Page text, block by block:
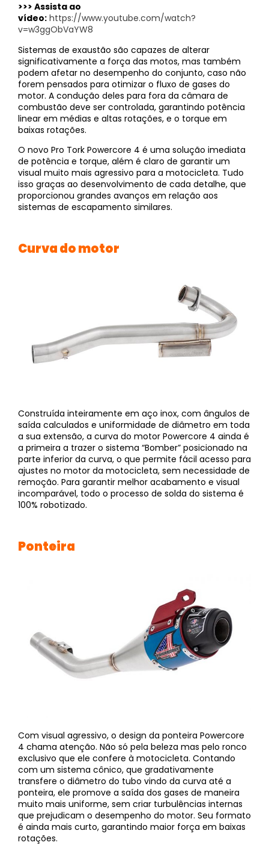
>>> Assista ao
vídeo: https://www.youtube.com/watch?
v=w3ggObVaYW8
Sistemas de exaustão são capazes de alterar
significativamente a força das motos, mas também
podem afetar no desempenho do conjunto, caso não
forem pensados para otimizar o fluxo de gases do
motor. A condução deles para fora da câmara de
combustão deve ser controlada, garantindo potência
linear em médias e altas rotações, e o torque em
baixas rotações.
O novo Pro Tork Powercore 4 é uma solução imediata
de potência e torque, além é claro de garantir um
visual muito mais agressivo para a motocicleta. Tudo
isso graças ao desenvolvimento de cada detalhe, que
proporcionou grandes avanços em relação aos
sistemas de escapamento similares.
Curva do motor
Construída inteiramente em aço inox, com ângulos de
saída calculados e uniformidade de diâmetro em toda
a sua extensão, a curva do motor Powercore 4 ainda é
a primeira a trazer o sistema “Bomber” posicionado na
parte inferior da curva, o que permite fácil acesso para
ajustes no motor da motocicleta, sem necessidade de
remoção. Para garantir melhor acabamento e visual
incomparável, todo o processo de solda do sistema é
100% robotizado.
Ponteira
Com visual agressivo, o design da ponteira Powercore
4 chama atenção. Não só pela beleza mas pelo ronco
exclusivo que ele confere à motocicleta. Contando
com um sistema cônico, que gradativamente
transfere o diâmetro do tubo vindo da curva até a
ponteira, ele promove a saída dos gases de maneira
muito mais uniforme, sem criar turbulências internas
que prejudicam o desempenho do motor. Seu formato
é ainda mais curto, garantindo maior força em baixas
rotações.